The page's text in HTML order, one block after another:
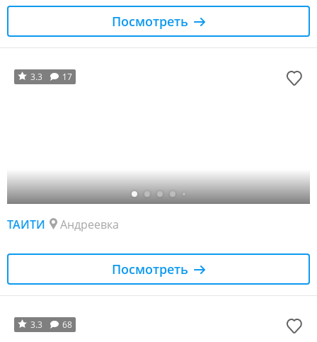
Посмотреть
3.3 17
ТАИТИ Андреевка
Посмотреть
3.3 68